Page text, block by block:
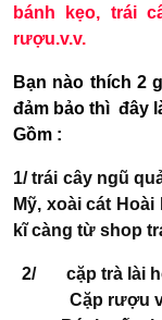
bánh kẹo, trái
rượu.v.v.
Bạn nào thích 2
đảm bảo thì đây
Gồm :
1/ trái cây ngũ
Mỹ, xoài cát
kĩ càng từ shop
2/ cặp trà lài
Cặp rượu